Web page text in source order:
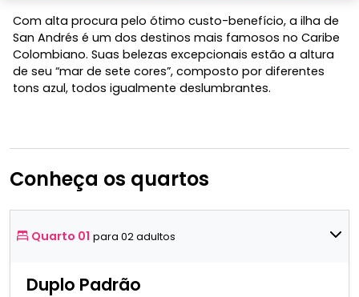
Com alta procura pelo ótimo custo-benefício, a ilha de
San Andrés é um dos destinos mais famosos no Caribe
Colombiano. Suas belezas excepcionais estão a altura
de seu “mar de sete cores”, composto por diferentes
tons azul, todos igualmente deslumbrantes.
Conheça os quartos
Quarto 01 para 02 adultos
Duplo Padrão